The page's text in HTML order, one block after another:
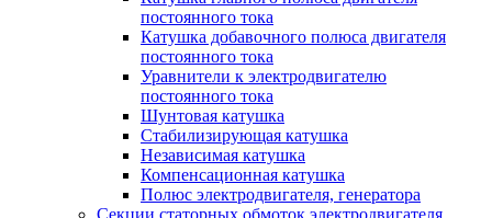
постоянного тока
Катушка добавочного полюса двигателя
постоянного тока
Уравнители к электродвигателю
постоянного тока
Шунтовая катушка
Стабилизирующая катушка
Независимая катушка
Компенсационная катушка
Полюс электродвигателя, генератора
Секции статорных обмоток электродвигателя